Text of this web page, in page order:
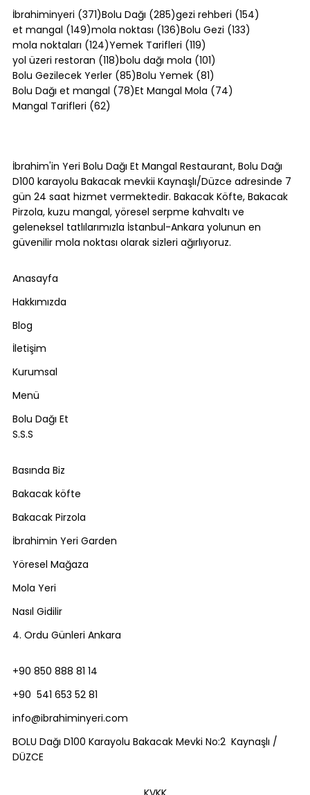
Ankara'dan Adım Adım [2026]
İbrahiminyeri (371)371 yazı
Bolu Dağı (285)285 yazı
gezi rehberi (154)
et mangal (149)149 yazı
mola noktası (136)136 yazı
Bolu Gezi (133)
mola noktaları (124)124 yazı
Yemek Tarifleri (119)
yol üzeri restoran (118)118 yazı
bolu dağı mola (101)
Bolu Gezilecek Yerler (85)85 yazı
Bolu Yemek (81)
Bolu Dağı et mangal (78)78 yazı
Et Mangal Mola (74)
Mangal Tarifleri (62)
İbrahim'in Yeri Bolu Dağı Et Mangal Restaurant, Bolu Dağı
D100 karayolu Bakacak mevkii Kaynaşlı/Düzce adresinde 7
gün 24 saat hizmet vermektedir. Bakacak Köfte, Bakacak
Pirzola, kuzu mangal, yöresel serpme kahvaltı ve
geleneksel tatlılarımızla İstanbul-Ankara yolunun en
güvenilir mola noktası olarak sizleri ağırlıyoruz.
Anasayfa
Hakkımızda
Blog
İletişim
Kurumsal
Menü
Bolu Dağı Et
S.S.S
Basında Biz
Bakacak köfte
Bakacak Pirzola
İbrahimin Yeri Garden
Yöresel Mağaza
Mola Yeri
Nasıl Gidilir
4. Ordu Günleri Ankara
+90 850 888 81 14
+90 541 653 52 81
info@ibrahiminyeri.com
BOLU Dağı D100 Karayolu Bakacak Mevki No:2 Kaynaşlı /
DÜZCE